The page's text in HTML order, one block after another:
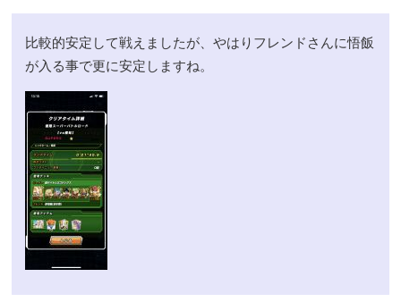
比較的安定して戦えましたが、やはりフレンドさんに悟飯
が入る事で更に安定しますね。